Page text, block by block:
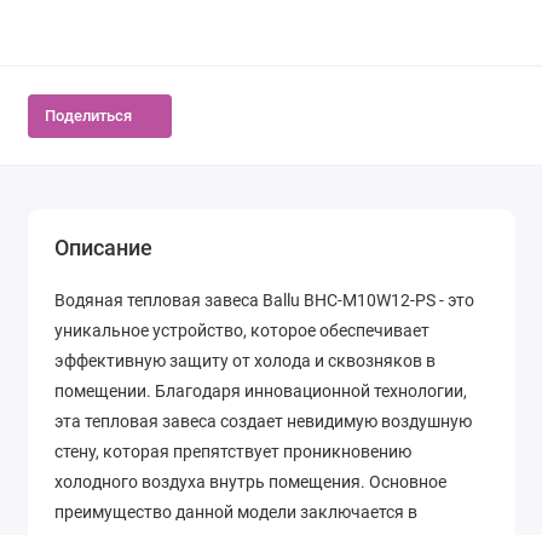
Поделиться
Описание
Водяная тепловая завеса Ballu BHC-M10W12-PS - это
уникальное устройство, которое обеспечивает
эффективную защиту от холода и сквозняков в
помещении. Благодаря инновационной технологии,
эта тепловая завеса создает невидимую воздушную
стену, которая препятствует проникновению
холодного воздуха внутрь помещения. Основное
преимущество данной модели заключается в